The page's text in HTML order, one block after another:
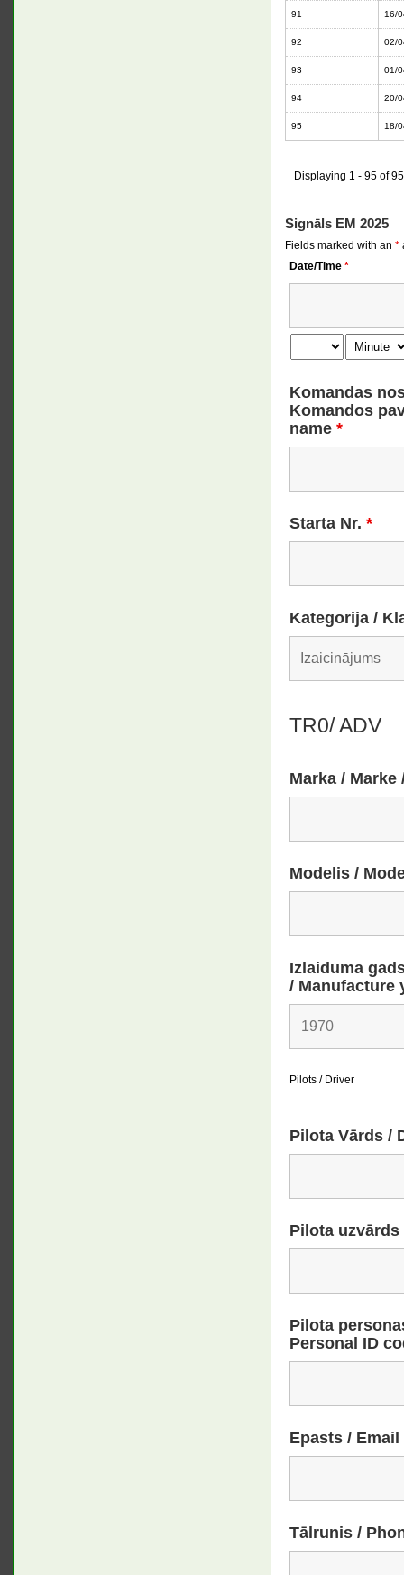
91 16/
92 02/
93 01/
94 20/
95 18/
Displaying 1 - 95 of 95
Signāls EM 2025
Fields marked with an *
Date/Time *
Komandas
Komandos
name *
Starta Nr. *
Kategorija /
TR0/ ADV
Marka / Marke
Modelis /
Izlaiduma
/ Manufacture
Pilots / Driver
Pilota Vārds /
Pilota
Pilota
Personal ID
Epasts / Email
Tālrunis /